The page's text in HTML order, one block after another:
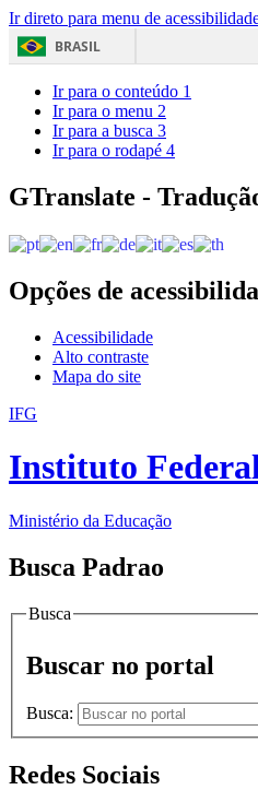
Ir direto para menu de
BRASIL
Ir para o conteúdo 1
Ir para o menu 2
Ir para a busca 3
Ir para o rodapé 4
GTranslate -
Opções de
Acessibilidade
Alto contraste
Mapa do site
IFG
Instituto
Ministério da Educação
Busca Padrao
Busca
Buscar no portal
Busca:
Redes Sociais